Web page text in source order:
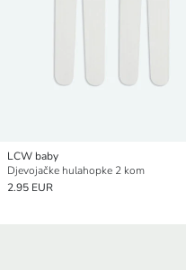
LCW baby
Djevojačke hulahopke 2 kom
2.95 EUR